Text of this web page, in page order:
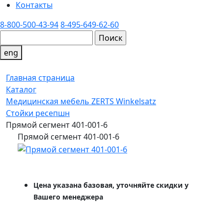
Контакты
8-800-500-43-948-495-649-62-60
eng
Главная страница
Каталог
Медицинская мебель ZERTS Winkelsatz
Стойки ресепшн
Прямой сегмент 401-001-6
Прямой сегмент 401-001-6
Цена указана базовая, уточняйте скидки у
Вашего менеджера